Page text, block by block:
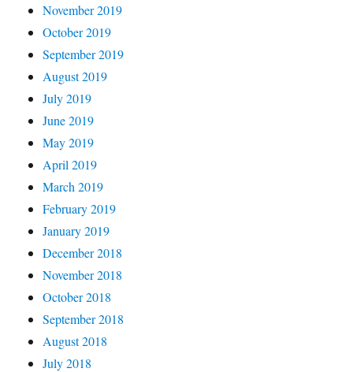
November 2019
October 2019
September 2019
August 2019
July 2019
June 2019
May 2019
April 2019
March 2019
February 2019
January 2019
December 2018
November 2018
October 2018
September 2018
August 2018
July 2018